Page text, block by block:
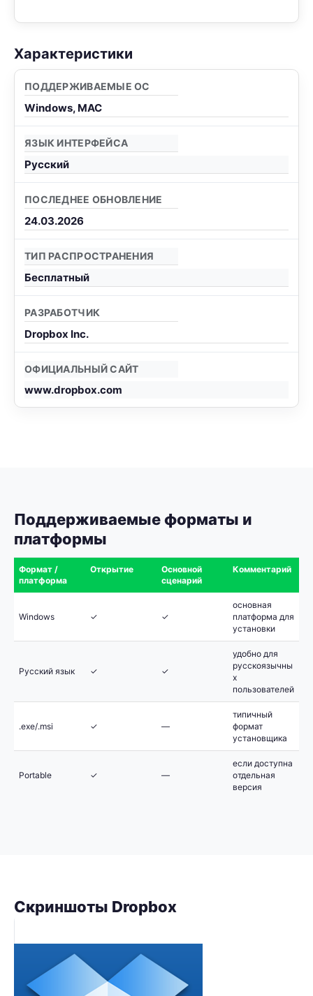
Характеристики
ПОДДЕРЖИВАЕМЫЕ ОС
Windows, MAC
ЯЗЫК ИНТЕРФЕЙСА
Русский
ПОСЛЕДНЕЕ ОБНОВЛЕНИЕ
24.03.2026
ТИП РАСПРОСТРАНЕНИЯ
Бесплатный
РАЗРАБОТЧИК
Dropbox Inc.
ОФИЦИАЛЬНЫЙ САЙТ
www.dropbox.com
Поддерживаемые форматы и
платформы
Формат /
платформа
Открытие
Основной
сценарий
Комментарий
Windows ✓ ✓
основная
платформа для
установки
Русский язык ✓ ✓
удобно для
русскоязычны
х
пользователей
.exe/.msi ✓ —
типичный
формат
установщика
Portable ✓ —
если доступна
отдельная
версия
Скриншоты Dropbox